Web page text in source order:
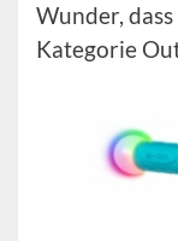
Wunder,
Kategorie